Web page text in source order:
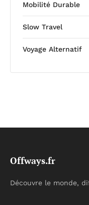
Mobilité Durable
Slow Travel
Voyage Alternatif
Offways.fr
Découvre le monde,